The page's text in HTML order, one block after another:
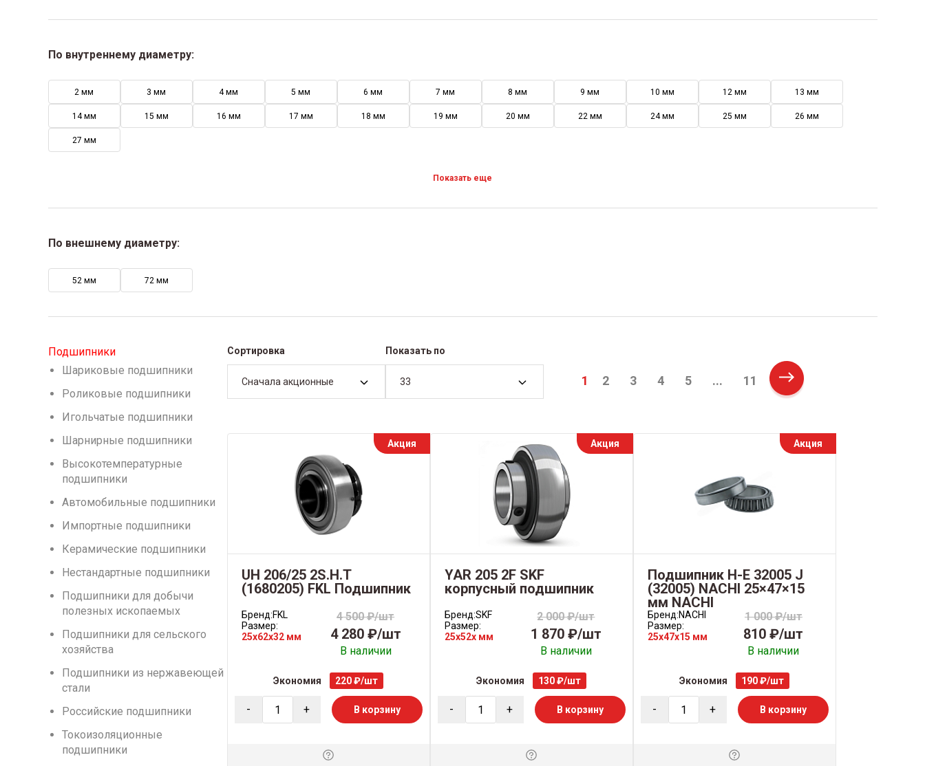
По внутреннему диаметру:
2 мм 3 мм 4 мм 5 мм 6 мм 7 мм 8 мм 9 мм 10 мм 12 мм 13 мм
14 мм 15 мм 16 мм 17 мм 18 мм 19 мм 20 мм 22 мм 24 мм 25 мм 26 мм
27 мм
Показать еще
По внешнему диаметру:
52 мм 72 мм
Подшипники
Шариковые подшипники
Роликовые подшипники
Игольчатые подшипники
Шарнирные подшипники
Высокотемпературные
подшипники
Автомобильные подшипники
Импортные подшипники
Керамические подшипники
Нестандартные подшипники
Подшипники для добычи
полезных ископаемых
Подшипники для сельского
хозяйства
Подшипники из нержавеющей
стали
Российские подшипники
Токоизоляционные
подшипники
Сортировка
Сначала акционные
Показать по
33 1 2 3 4 5 ... 11 Next
Акция
UH 206/25 2S.H.T
(1680205) FKL Подшипник
Бренд:FKL
Размер:
25x62x32 мм
4 500 ₽/шт
4 280 ₽/шт
В наличии
Экономия 220 ₽/шт
- + В корзину
Акция
YAR 205 2F SKF
корпусный подшипник
Бренд:SKF
Размер:
25x52x мм
2 000 ₽/шт
1 870 ₽/шт
В наличии
Экономия 130 ₽/шт
- + В корзину
Акция
Подшипник H-E 32005 J
(32005) NACHI 25×47×15
мм NACHI
Бренд:NACHI
Размер:
25x47x15 мм
1 000 ₽/шт
810 ₽/шт
В наличии
Экономия 190 ₽/шт
- + В корзину